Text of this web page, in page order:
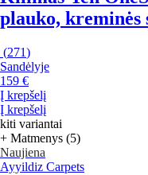
plauko, kreminės
(271)
Sandėlyje
159 €
Į krepšelį
Į krepšelį
kiti variantai
+ Matmenys (5)
Naujiena
Ayyildiz Carpets